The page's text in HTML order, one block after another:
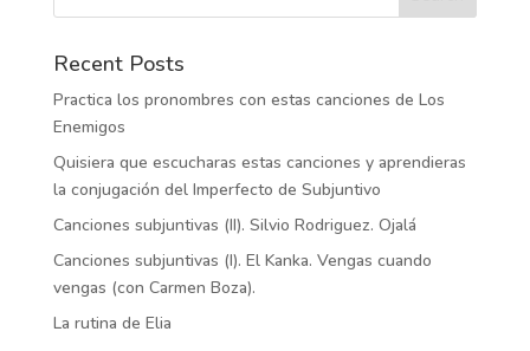
Recent Posts
Practica los pronombres con estas canciones de Los
Enemigos
Quisiera que escucharas estas canciones y aprendieras
la conjugación del Imperfecto de Subjuntivo
Canciones subjuntivas (II). Silvio Rodriguez. Ojalá
Canciones subjuntivas (I). El Kanka. Vengas cuando
vengas (con Carmen Boza).
La rutina de Elia